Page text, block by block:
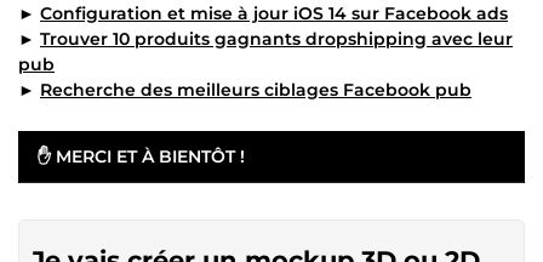
► Configuration et mise à jour iOS 14 sur Facebook ads
► Trouver 10 produits gagnants dropshipping avec leur
pub
► Recherche des meilleurs ciblages Facebook pub
✋ MERCI ET À BIENTÔT !